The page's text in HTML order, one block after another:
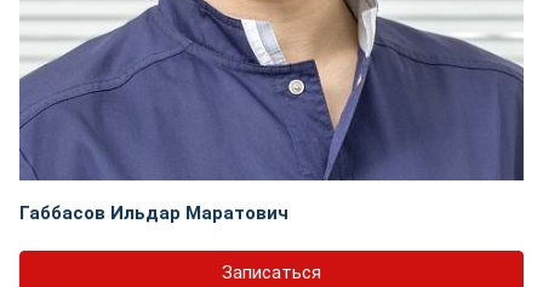
Габбасов Ильдар Маратович
Записаться